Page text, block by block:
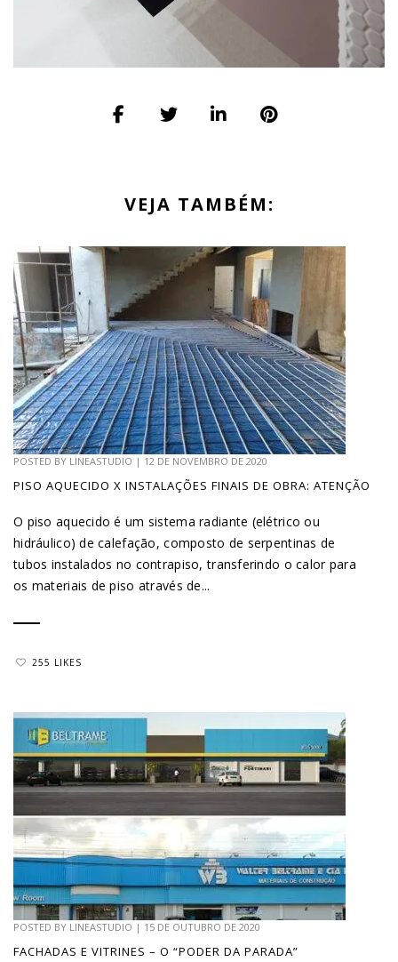
VEJA TAMBÉM:
POSTED BY LINEASTUDIO | 12 DE NOVEMBRO DE 2020
PISO AQUECIDO X INSTALAÇÕES FINAIS DE OBRA: ATENÇÃO
O piso aquecido é um sistema radiante (elétrico ou
hidráulico) de calefação, composto de serpentinas de
tubos instalados no contrapiso, transferindo o calor para
os materiais de piso através de...
255 LIKES
POSTED BY LINEASTUDIO | 15 DE OUTUBRO DE 2020
FACHADAS E VITRINES – O “PODER DA PARADA”